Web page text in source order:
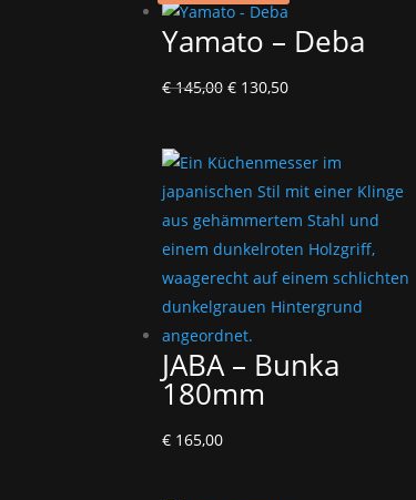
Yamato – Deba
€145,00 Ursprünglicher
€ 145,00
€ 130,50Aktueller
€ 130,50.
JABA – Bunka
180mm
€ 165,00